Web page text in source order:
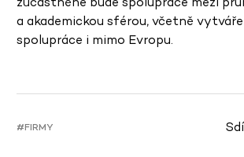
a akademickou sférou, včetně
spolupráce i mimo Evropu.
#FIRMY